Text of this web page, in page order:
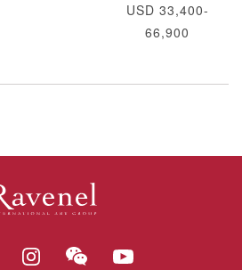
USD 33,400-
66,900